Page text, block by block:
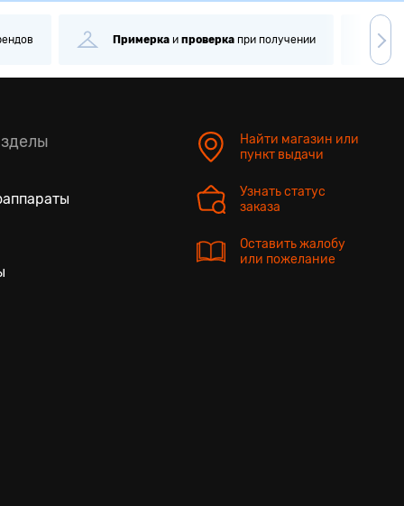
Примерка и проверка при получении
Найти магазин или
пункт выдачи
Узнать статус
заказа
Оставить жалобу
или пожелание